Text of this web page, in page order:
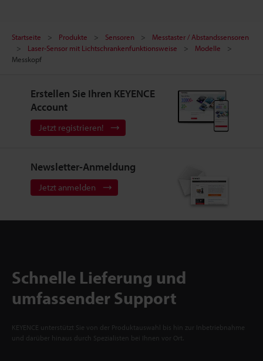
Startseite Produkte Sensoren
Messtaster / Abstandssensoren
Laser-Sensor mit Lichtschrankenfunktionsweise
Modelle
Messkopf
Erstellen Sie Ihren KEYENCE
Account
Jetzt registrieren!
Newsletter-Anmeldung
Jetzt anmelden
Schnelle Lieferung und
umfassender Support
KEYENCE unterstützt Sie von der Produktauswahl bis hin zur Inbetriebnahme
und darüber hinaus durch Spezialisten bei Ihnen vor Ort.